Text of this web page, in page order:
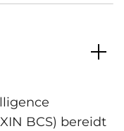
BCS) bereidt